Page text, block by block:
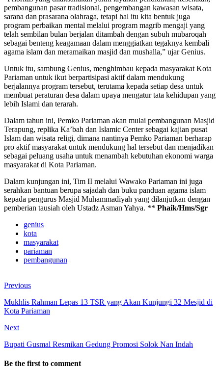
pembangunan pasar tradisional, pengembangan kawasan wisata,
sarana dan prasarana olahraga, tetapi hal itu kita bentuk juga
program perbaikan mental melalui program magrib mengaji yang
telah sembilan bulan berjalan ditambah dengan subuh mubaroqah
sebagai benteng keagamaan dalam menggiatkan tegaknya kembali
agama islam dan meramaikan masjid dan mushalla,” ujar Genius.
Untuk itu, sambung Genius, menghimbau kepada masyarakat Kota
Pariaman untuk ikut berpartisipasi aktif dalam mendukung
berjalannya program tersebut, terutama kepada setiap desa untuk
membuat peraturan desa dalam upaya mengatur tata kehidupan yang
lebih Islami dan terarah.
Dalam tahun ini, Pemko Pariaman akan mulai pembangunan Masjid
Terapung, replika Ka’bah dan Islamic Center sebagai kajian pusat
Islam dan wisata religi, dimana nantinya Pemko Pariaman berharap
pro aktif masyarakat untuk mendukung hal tersebut dan menjadikan
sebagai peluang usaha untuk menambah kebutuhan ekonomi warga
masyarakat di Kota Pariaman.
Dalam kunjungan ini, Tim II melalui Wawako Pariaman ini juga
serahkan bantuan berupa sajadah dan buku panduan agama islam
kepada pengurus Masjid Muhammadiyah yang dilanjutkan dengan
pemberian tausiah oleh Ustadz Asman Yahya. ** Phaik/Hms/Sgr
genius
kota
masyarakat
pariaman
pembangunan
Previous
Mukhlis Rahman Lepas 13 TSR yang Akan Kunjungi 32 Mesjid di
Kota Pariaman
Next
Bupati Gusmal Resmikan Gedung Promosi Solok Nan Indah
Be the first to comment